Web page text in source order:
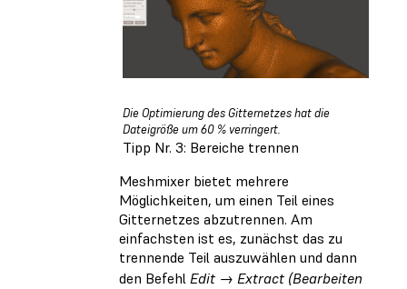
Die Optimierung des Gitternetzes hat die
Dateigröße um 60 % verringert.
Tipp Nr. 3: Bereiche trennen
Meshmixer bietet mehrere
Möglichkeiten, um einen Teil eines
Gitternetzes abzutrennen. Am
einfachsten ist es, zunächst das zu
trennende Teil auszuwählen und dann
den Befehl Edit → Extract (Bearbeiten